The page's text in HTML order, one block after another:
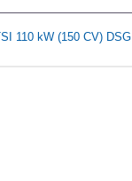
110 kW (150 CV) DSG